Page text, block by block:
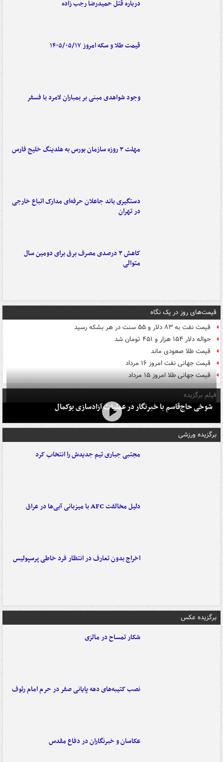
درباره قتل حمیدرضا رجب زاده
قیمت طلا و سکه امروز ۱۴۰۵/۰۵/۱۷
وجود شواهدی مبنی بر بمباران لامرد با فسفر
مهلت ۳ روزه سازمان بورس به هلدینگ خلیج فارس
دستگیری باند جاعلان حرفه‌ای مدارک اتباع خارجی
در تهران
کاهش ۳ درصدی مصرف برق برای دومین سال
متوالی
قیمت‌های روز در یک نگاه
قیمت نفت به ۸۳ دلار و ۵۵ سنت در هر بشکه رسید
حواله دلار ۱۵۴ هزار و ۴۵۱ تومان شد
قیمت طلا صعودی ماند
قیمت جهانی نفت امروز ۱۶ مرداد
قیمت جهانی طلا امروز ۱۵ مرداد
فیلم برگزیده
شوخی حاج‌قاسم با خبرنگار در عملیات آزادسازی بوکمال
برگزیده ورزشی
مجتبی جباری تیم جدیدش را انتخاب کرد
دلیل مخالفت AFC با میزبانی آبی‌ها در عراق
اخراج بدون تعارف در انتظار فرد خاطی پرسپولیس
برگزیده عکس
شکار تمساح در مالزی
نصب کتیبه‌های دهه پایانی صفر در حرم امام رئوف
عکاسان و خبرنگاران در دفاع مقدس